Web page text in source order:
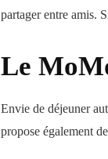
partager entre amis.
Le
Envie de déjeuner
propose également